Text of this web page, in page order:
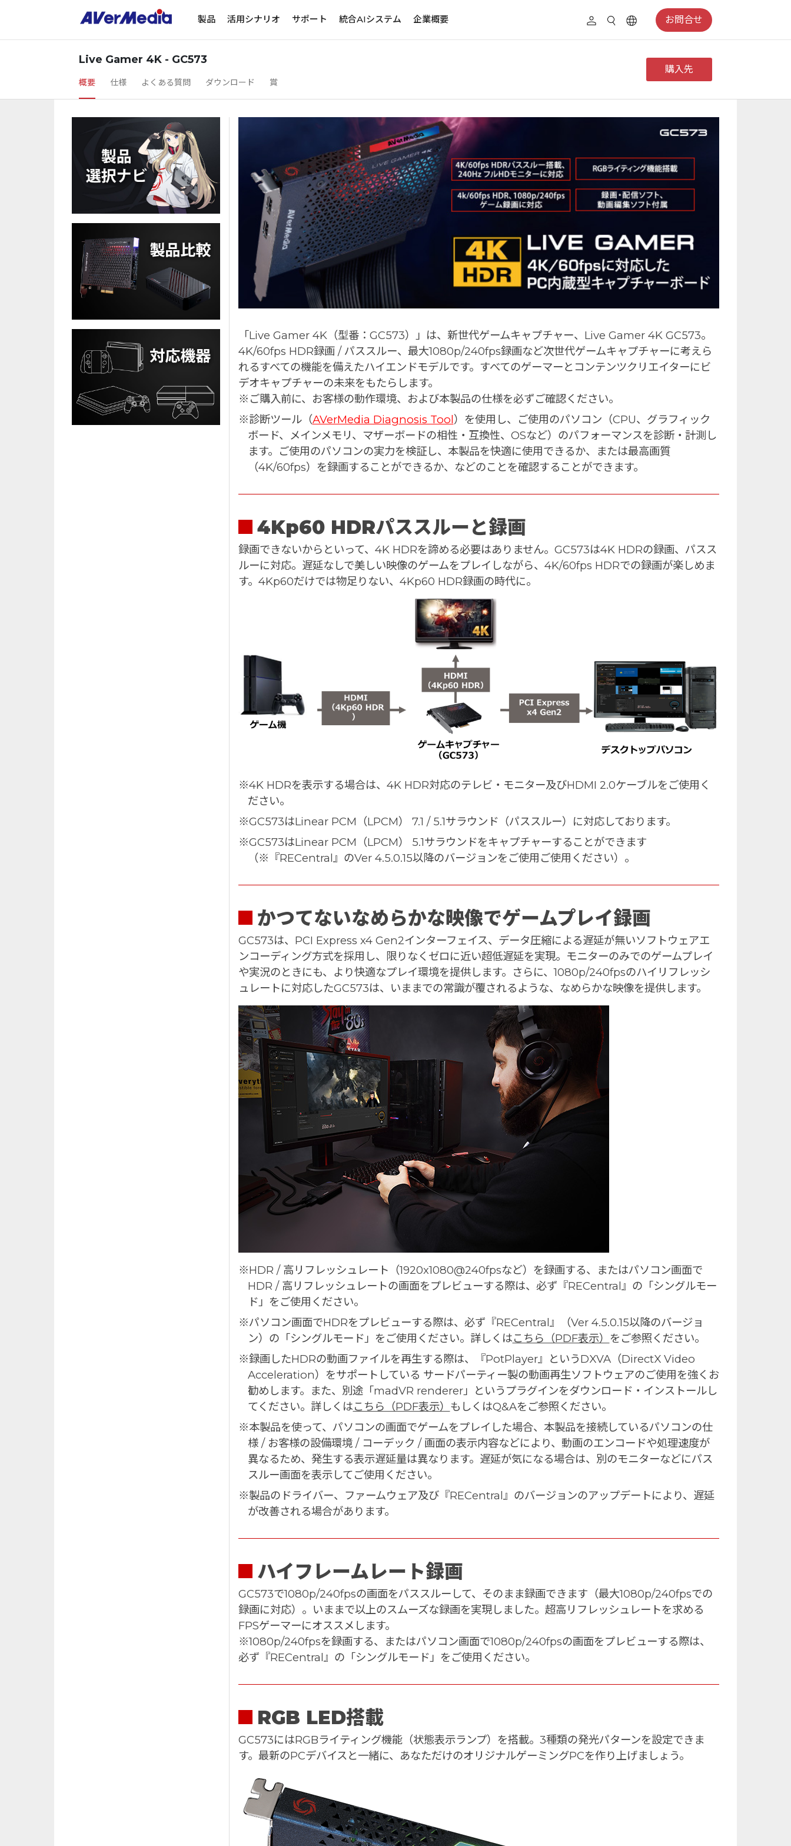
製品 活用シナリオ サポート 統合AIシステム 企業概要 お問合せ
Live Gamer 4K - GC573
概要 仕様 よくある質問 ダウンロード 賞
購入先
「Live Gamer 4K（型番：GC573）」は、新世代ゲームキャプチャー、Live Gamer 4K GC573。
4K/60fps HDR録画 / パススルー、最大1080p/240fps録画など次世代ゲームキャプチャーに考えら
れるすべての機能を備えたハイエンドモデルです。すべてのゲーマーとコンテンツクリエイターにビ
デオキャプチャーの未来をもたらします。
※ご購入前に、お客様の動作環境、および本製品の仕様を必ずご確認ください。
※診断ツール（AVerMedia Diagnosis Tool）を使用し、ご使用のパソコン（CPU、グラフィック
ボード、メインメモリ、マザーボードの相性・互換性、OSなど）のパフォーマンスを診断・計測し
ます。ご使用のパソコンの実力を検証し、本製品を快適に使用できるか、または最高画質
（4K/60fps）を録画することができるか、などのことを確認することができます。
4Kp60 HDRパススルーと録画
録画できないからといって、4K HDRを諦める必要はありません。GC573は4K HDRの録画、パスス
ルーに対応。遅延なしで美しい映像のゲームをプレイしながら、4K/60fps HDRでの録画が楽しめま
す。4Kp60だけでは物足りない、4Kp60 HDR録画の時代に。
※4K HDRを表示する場合は、4K HDR対応のテレビ・モニター及びHDMI 2.0ケーブルをご使用く
ださい。
※GC573はLinear PCM（LPCM） 7.1 / 5.1サラウンド（パススルー）に対応しております。
※GC573はLinear PCM（LPCM） 5.1サラウンドをキャプチャーすることができます
（※『RECentral』のVer 4.5.0.15以降のバージョンをご使用ご使用ください）。
かつてないなめらかな映像でゲームプレイ録画
GC573は、PCI Express x4 Gen2インターフェイス、データ圧縮による遅延が無いソフトウェアエ
ンコーディング方式を採用し、限りなくゼロに近い超低遅延を実現。モニターのみでのゲームプレイ
や実況のときにも、より快適なプレイ環境を提供します。さらに、1080p/240fpsのハイリフレッシ
ュレートに対応したGC573は、いままでの常識が覆されるような、なめらかな映像を提供します。
※HDR / 高リフレッシュレート（1920x1080@240fpsなど）を録画する、またはパソコン画面で
HDR / 高リフレッシュレートの画面をプレビューする際は、必ず『RECentral』の「シングルモー
ド」をご使用ください。
※パソコン画面でHDRをプレビューする際は、必ず『RECentral』（Ver 4.5.0.15以降のバージョ
ン）の「シングルモード」をご使用ください。詳しくはこちら（PDF表示） をご参照ください。
※録画したHDRの動画ファイルを再生する際は、『PotPlayer』というDXVA（DirectX Video
Acceleration）をサポートしている サードパーティー製の動画再生ソフトウェアのご使用を強くお
勧めします。また、別途「madVR renderer」というプラグインをダウンロード・インストールし
てください。詳しくはこちら（PDF表示） もしくはQ&Aをご参照ください。
※本製品を使って、パソコンの画面でゲームをプレイした場合、本製品を接続しているパソコンの仕
様 / お客様の設備環境 / コーデック / 画面の表示内容などにより、動画のエンコードや処理速度が
異なるため、発生する表示遅延量は異なります。遅延が気になる場合は、別のモニターなどにパス
スルー画面を表示してご使用ください。
※製品のドライバー、ファームウェア及び『RECentral』のバージョンのアップデートにより、遅延
が改善される場合があります。
ハイフレームレート録画
GC573で1080p/240fpsの画面をパススルーして、そのまま録画できます（最大1080p/240fpsでの
録画に対応）。いままで以上のスムーズな録画を実現しました。超高リフレッシュレートを求める
FPSゲーマーにオススメします。
※1080p/240fpsを録画する、またはパソコン画面で1080p/240fpsの画面をプレビューする際は、
必ず『RECentral』の「シングルモード」をご使用ください。
RGB LED搭載
GC573にはRGBライティング機能（状態表示ランプ）を搭載。3種類の発光パターンを設定できま
す。最新のPCデバイスと一緒に、あなただけのオリジナルゲーミングPCを作り上げましょう。